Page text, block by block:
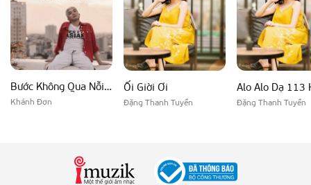
Bước Không Qua Nỗi Đau
Khánh Đơn
Ối Giời Ơi
Đặng Thanh Tuyền
Alo Alo Dạ 113
Đặng Thanh Tuyền